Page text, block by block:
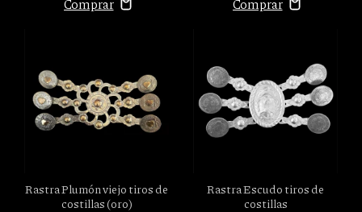
Rastra Plumón viejo tiros de
costillas (oro)
Rastra Escudo tiros de
costillas